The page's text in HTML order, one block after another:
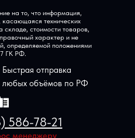
586-78-21
на то, что информация,
технических
складе, стоимости товаров,
характер и не
определяемой положениями
ГК РФ.
менеджеру
Быстрая отправка
любых объёмов по РФ